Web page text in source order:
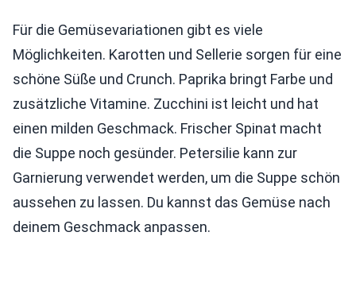
Für die Gemüsevariationen gibt es viele
Möglichkeiten. Karotten und Sellerie sorgen für eine
schöne Süße und Crunch. Paprika bringt Farbe und
zusätzliche Vitamine. Zucchini ist leicht und hat
einen milden Geschmack. Frischer Spinat macht
die Suppe noch gesünder. Petersilie kann zur
Garnierung verwendet werden, um die Suppe schön
aussehen zu lassen. Du kannst das Gemüse nach
deinem Geschmack anpassen.